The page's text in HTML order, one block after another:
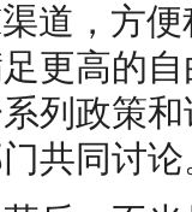
道，方
更高的
列政策
共同讨论